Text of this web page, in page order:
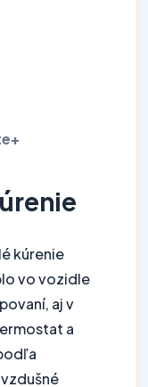
kúrenie
vo vozidle
aj v
a